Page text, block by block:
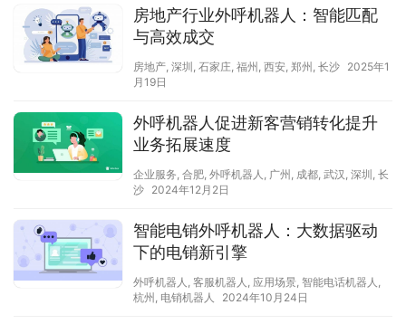
房地产行业外呼机器人：智能匹配
与高效成交
房地产, 深圳 , 石家庄, 福州 , 西安, 郑州 , 长沙 2025年1
月19日
外呼机器人促进新客营销转化提升
业务拓展速度
企业服务, 合肥, 外呼机器人 , 广州 , 成都, 武汉 , 深圳 , 长
沙 2024年12月2日
智能电销外呼机器人：大数据驱动
下的电销新引擎
外呼机器人 , 客服机器人 , 应用场景, 智能电话机器人 ,
杭州 , 电销机器人 2024年10月24日